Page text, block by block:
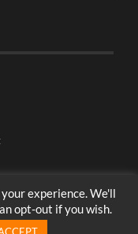
experience. We'll
opt-out if you wish.